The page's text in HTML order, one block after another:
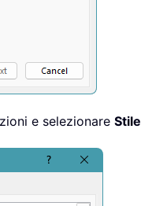
e selezionare Stile